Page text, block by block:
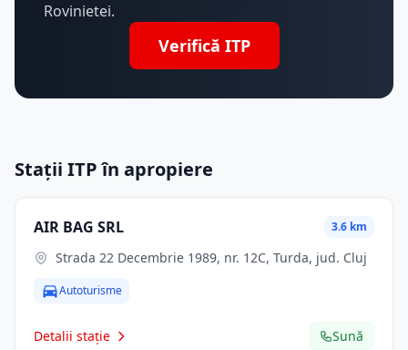
Rovinietei.
Verifică ITP
Stații ITP în apropiere
AIR BAG SRL 3.6 km
Strada 22 Decembrie 1989, nr. 12C, Turda, jud. Cluj
Autoturisme
Detalii stație Sună